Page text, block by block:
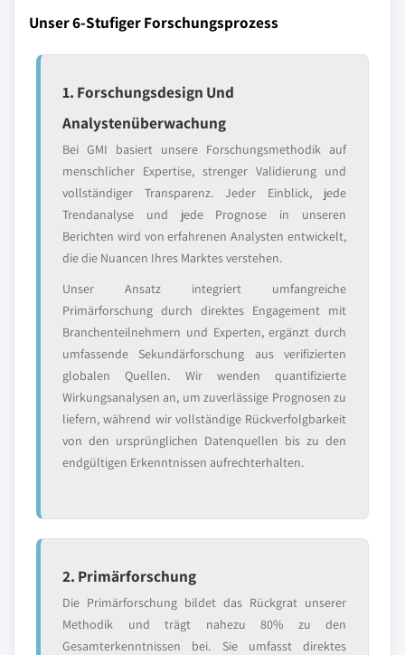
Unser 6-Stufiger Forschungsprozess
1. Forschungsdesign Und
Analystenüberwachung
Bei GMI basiert unsere Forschungsmethodik auf
menschlicher Expertise, strenger Validierung und
vollständiger Transparenz. Jeder Einblick, jede
Trendanalyse und jede Prognose in unseren
Berichten wird von erfahrenen Analysten entwickelt,
die die Nuancen Ihres Marktes verstehen.
Unser Ansatz integriert umfangreiche
Primärforschung durch direktes Engagement mit
Branchenteilnehmern und Experten, ergänzt durch
umfassende Sekundärforschung aus verifizierten
globalen Quellen. Wir wenden quantifizierte
Wirkungsanalysen an, um zuverlässige Prognosen zu
liefern, während wir vollständige Rückverfolgbarkeit
von den ursprünglichen Datenquellen bis zu den
endgültigen Erkenntnissen aufrechterhalten.
2. Primärforschung
Die Primärforschung bildet das Rückgrat unserer
Methodik und trägt nahezu 80% zu den
Gesamterkenntnissen bei. Sie umfasst direktes